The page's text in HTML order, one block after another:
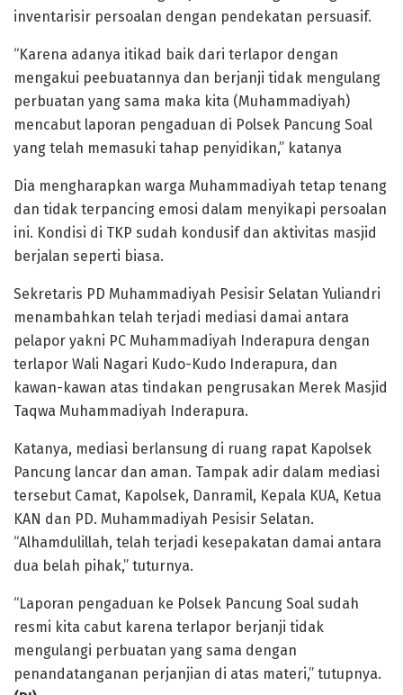
inventarisir persoalan dengan pendekatan persuasif.
“Karena adanya itikad baik dari terlapor dengan
mengakui peebuatannya dan berjanji tidak mengulang
perbuatan yang sama maka kita (Muhammadiyah)
mencabut laporan pengaduan di Polsek Pancung Soal
yang telah memasuki tahap penyidikan,” katanya
Dia mengharapkan warga Muhammadiyah tetap tenang
dan tidak terpancing emosi dalam menyikapi persoalan
ini. Kondisi di TKP sudah kondusif dan aktivitas masjid
berjalan seperti biasa.
Sekretaris PD Muhammadiyah Pesisir Selatan Yuliandri
menambahkan telah terjadi mediasi damai antara
pelapor yakni PC Muhammadiyah Inderapura dengan
terlapor Wali Nagari Kudo-Kudo Inderapura, dan
kawan-kawan atas tindakan pengrusakan Merek Masjid
Taqwa Muhammadiyah Inderapura.
Katanya, mediasi berlansung di ruang rapat Kapolsek
Pancung lancar dan aman. Tampak adir dalam mediasi
tersebut Camat, Kapolsek, Danramil, Kepala KUA, Ketua
KAN dan PD. Muhammadiyah Pesisir Selatan.
“Alhamdulillah, telah terjadi kesepakatan damai antara
dua belah pihak,” tuturnya.
“Laporan pengaduan ke Polsek Pancung Soal sudah
resmi kita cabut karena terlapor berjanji tidak
mengulangi perbuatan yang sama dengan
penandatanganan perjanjian di atas materi,” tutupnya.